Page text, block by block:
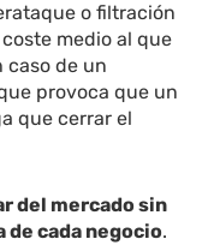
o filtración
medio al que
caso de un
provoca que un
que cerrar el
del mercado sin
de cada negocio.